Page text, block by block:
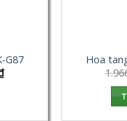
G87
Hoa